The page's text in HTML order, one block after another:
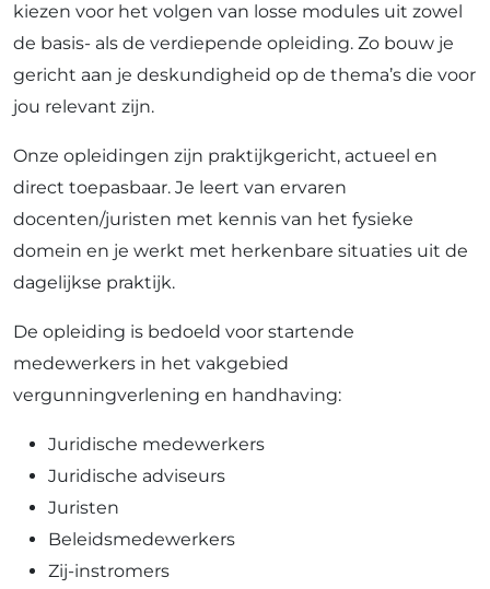
kiezen voor het volgen van losse modules uit zowel
de basis- als de verdiepende opleiding. Zo bouw je
gericht aan je deskundigheid op de thema’s die voor
jou relevant zijn.
Onze opleidingen zijn praktijkgericht, actueel en
direct toepasbaar. Je leert van ervaren
docenten/juristen met kennis van het fysieke
domein en je werkt met herkenbare situaties uit de
dagelijkse praktijk.
De opleiding is bedoeld voor startende
medewerkers in het vakgebied
vergunningverlening en handhaving:
Juridische medewerkers
Juridische adviseurs
Juristen
Beleidsmedewerkers
Zij-instromers